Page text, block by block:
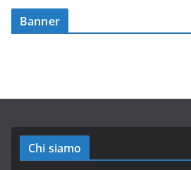
Banner
Chi siamo